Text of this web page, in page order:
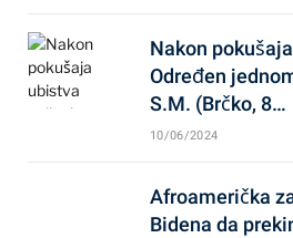
Nakon
Određen
S.M. (Brčko, 8…
10/06/2024
Afroamerička
Bidena da